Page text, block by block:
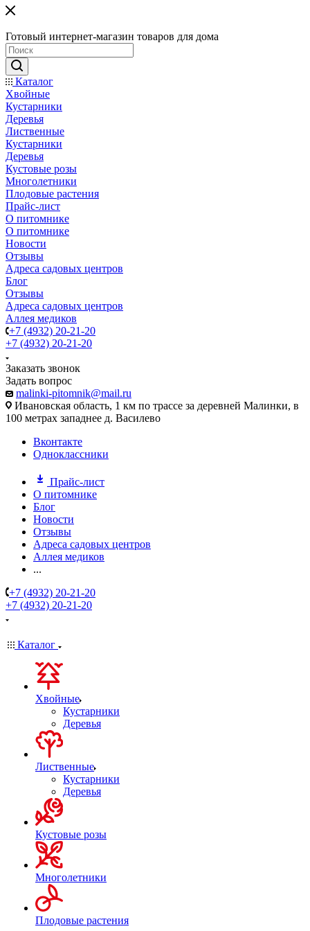
Готовый интернет-магазин товаров для дома
Каталог
Хвойные
Кустарники
Деревья
Лиственные
Кустарники
Деревья
Кустовые розы
Многолетники
Плодовые растения
Прайс-лист
О питомнике
О питомнике
Новости
Отзывы
Адреса садовых центров
Блог
Отзывы
Адреса садовых центров
Аллея медиков
+7 (4932) 20-21-20
+7 (4932) 20-21-20
Заказать звонок
Задать вопрос
malinki-pitomnik@mail.ru
Ивановская область, 1 км по трассе за деревней Малинки, в
100 метрах западнее д. Василево
Вконтакте
Одноклассники
Прайс-лист
О питомнике
Блог
Новости
Отзывы
Адреса садовых центров
Аллея медиков
...
+7 (4932) 20-21-20
+7 (4932) 20-21-20
Каталог
Хвойные
Кустарники
Деревья
Лиственные
Кустарники
Деревья
Кустовые розы
Многолетники
Плодовые растения